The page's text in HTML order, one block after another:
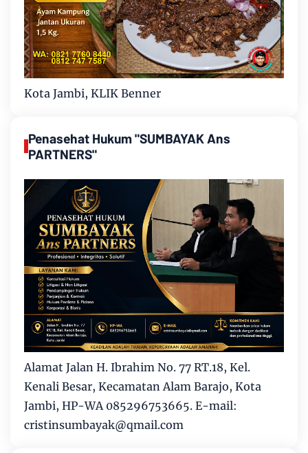
Kota Jambi, KLIK Benner
Penasehat Hukum "SUMBAYAK Ans
PARTNERS"
Alamat Jalan H. Ibrahim No. 77 RT.18, Kel.
Kenali Besar, Kecamatan Alam Barajo, Kota
Jambi, HP-WA 085296753665. E-mail:
cristinsumbayak@qmail.com